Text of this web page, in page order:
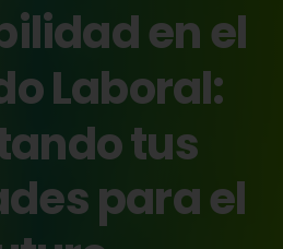
enel
Laboral:
tus
parael